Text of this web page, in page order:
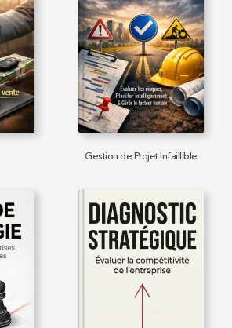
Gestion de Projet Infaillible